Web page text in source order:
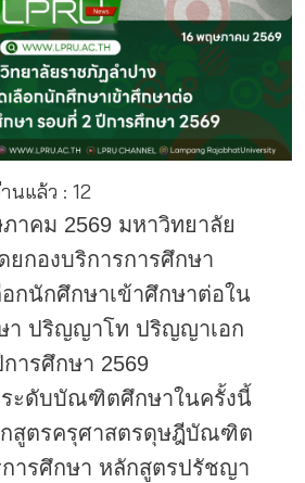
นแล้ว : 12
าคม 2569 มหาวิทยาลัย
ยกองบริการการศึกษา
กนักศึกษาเข้าศึกษาต่อใน
ปริญญาโท ปริญญาเอก
ารศึกษา 2569
ระดับบัณฑิตศึกษาในครั้งนี้
สูตรครุศาสตรดุษฎีบัณฑิต
ารศึกษา หลักสูตรปรัชญา